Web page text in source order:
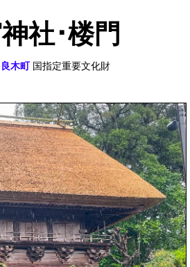
社･楼門
木町 国指定重要文化財